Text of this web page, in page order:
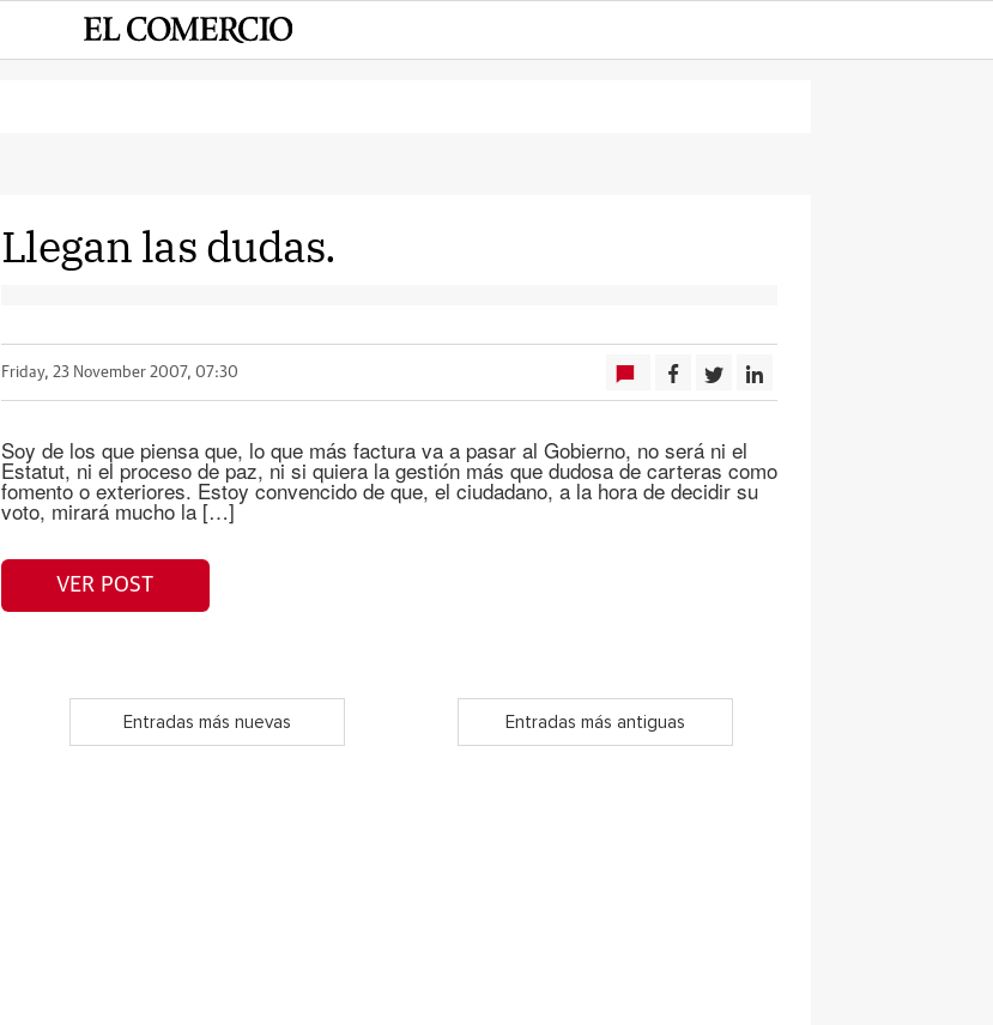
Llegan las dudas.
Friday, 23 November 2007, 07:30
Soy de los que piensa que, lo que más factura va a pasar al Gobierno, no será ni el
Estatut, ni el proceso de paz, ni si quiera la gestión más que dudosa de carteras como
fomento o exteriores. Estoy convencido de que, el ciudadano, a la hora de decidir su
voto, mirará mucho la […]
VER POST
Entradas más nuevas Entradas más antiguas